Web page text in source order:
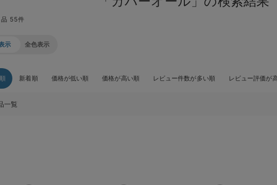
55件
示 全色表示
新着順 価格が低い順 価格が高い順 レビュー件数が多い順 レビュー評価が
一覧